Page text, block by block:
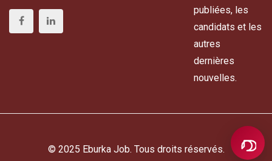
publiées, les
candidats et les
autres
dernières
nouvelles.
© 2025 Eburka Job. Tous droits réservés.